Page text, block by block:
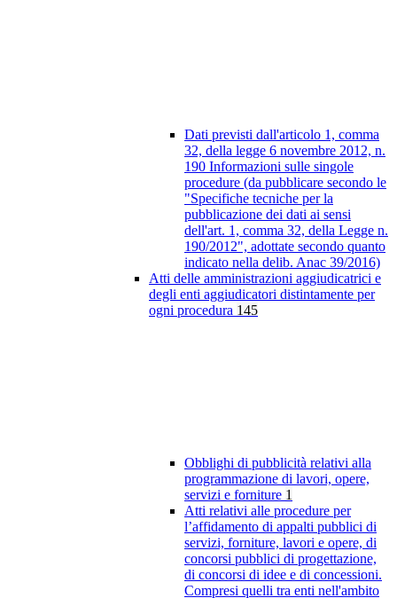
Dati previsti dall'articolo 1, comma
32, della legge 6 novembre 2012, n.
190 Informazioni sulle singole
procedure (da pubblicare secondo le
"Specifiche tecniche per la
pubblicazione dei dati ai sensi
dell'art. 1, comma 32, della Legge n.
190/2012", adottate secondo quanto
indicato nella delib. Anac 39/2016)
Atti delle amministrazioni aggiudicatrici e
degli enti aggiudicatori distintamente per
ogni procedura 145
Obblighi di pubblicità relativi alla
programmazione di lavori, opere,
servizi e forniture 1
Atti relativi alle procedure per
l’affidamento di appalti pubblici di
servizi, forniture, lavori e opere, di
concorsi pubblici di progettazione,
di concorsi di idee e di concessioni.
Compresi quelli tra enti nell'ambito